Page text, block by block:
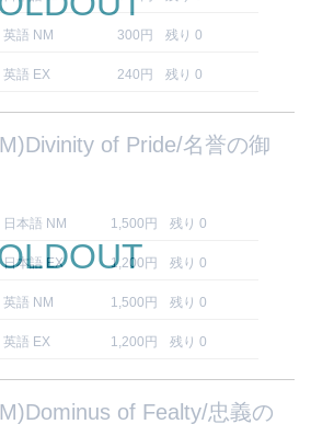
英語 NM 300円 残り 0
英語 EX 240円 残り 0
of Pride/名誉の御
日本語 NM 1,500円 残り 0
日本語 EX 1,200円 残り 0
英語 NM 1,500円 残り 0
英語 EX 1,200円 残り 0
of Fealty/忠義の